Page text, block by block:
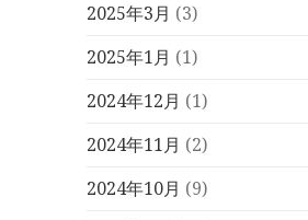
2025年3月 (3)
2025年1月 (1)
2024年12月 (1)
2024年11月 (2)
2024年10月 (9)